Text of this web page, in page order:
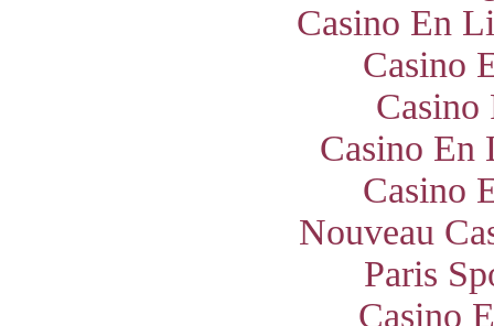
Casino En
Casino
Casino
Casino En
Casino
Nouveau
Paris
Casino